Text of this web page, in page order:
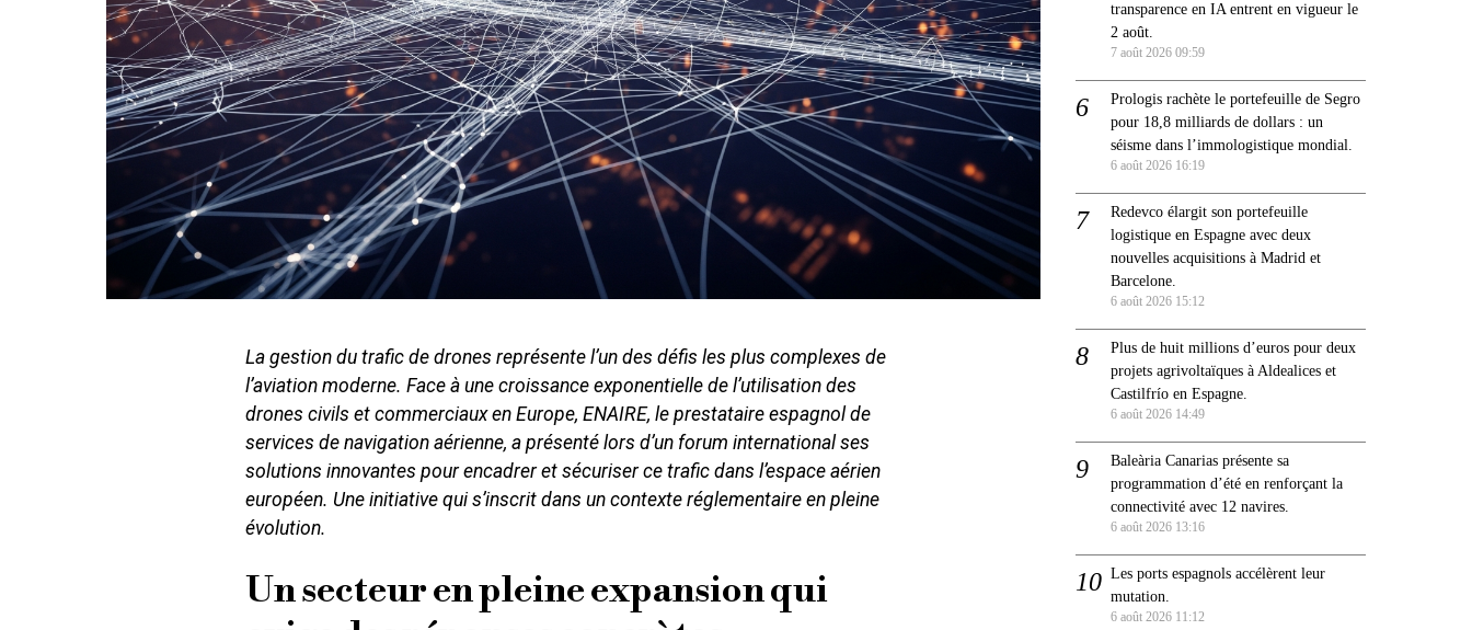
La gestion du trafic de drones représente l’un des défis les plus complexes de
l’aviation moderne. Face à une croissance exponentielle de l’utilisation des
drones civils et commerciaux en Europe, ENAIRE, le prestataire espagnol de
services de navigation aérienne, a présenté lors d’un forum international ses
solutions innovantes pour encadrer et sécuriser ce trafic dans l’espace aérien
européen. Une initiative qui s’inscrit dans un contexte réglementaire en pleine
évolution.
Un secteur en pleine expansion qui
transparence en IA entrent en vigueur le
2 août.
7 août 2026 09:59
Prologis rachète le portefeuille de Segro
pour 18,8 milliards de dollars : un
séisme dans l’immologistique mondial.
6 août 2026 16:19
Redevco élargit son portefeuille
logistique en Espagne avec deux
nouvelles acquisitions à Madrid et
Barcelone.
6 août 2026 15:12
Plus de huit millions d’euros pour deux
projets agrivoltaïques à Aldealices et
Castilfrío en Espagne.
6 août 2026 14:49
Baleària Canarias présente sa
programmation d’été en renforçant la
connectivité avec 12 navires.
6 août 2026 13:16
Les ports espagnols accélèrent leur
mutation.
6 août 2026 11:12